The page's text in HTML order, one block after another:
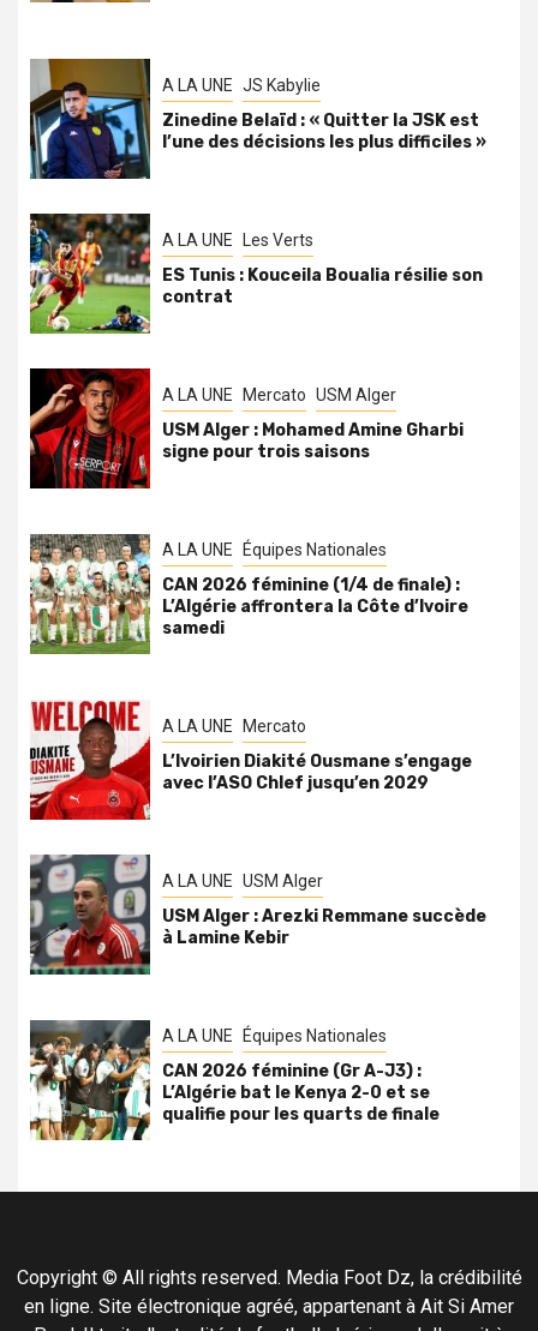
A LA UNE JS Kabylie
Zinedine Belaïd : « Quitter la JSK est
l’une des décisions les plus difficiles »
A LA UNE Les Verts
ES Tunis : Kouceila Boualia résilie son
contrat
A LA UNE Mercato USM Alger
USM Alger : Mohamed Amine Gharbi
signe pour trois saisons
A LA UNE Équipes Nationales
CAN 2026 féminine (1/4 de finale) :
L’Algérie affrontera la Côte d’Ivoire
samedi
A LA UNE Mercato
L’Ivoirien Diakité Ousmane s’engage
avec l’ASO Chlef jusqu’en 2029
A LA UNE USM Alger
USM Alger : Arezki Remmane succède
à Lamine Kebir
A LA UNE Équipes Nationales
CAN 2026 féminine (Gr A-J3) :
L’Algérie bat le Kenya 2-0 et se
qualifie pour les quarts de finale
Copyright © All rights reserved. Media Foot Dz, la crédibilité
en ligne. Site électronique agréé, appartenant à Ait Si Amer